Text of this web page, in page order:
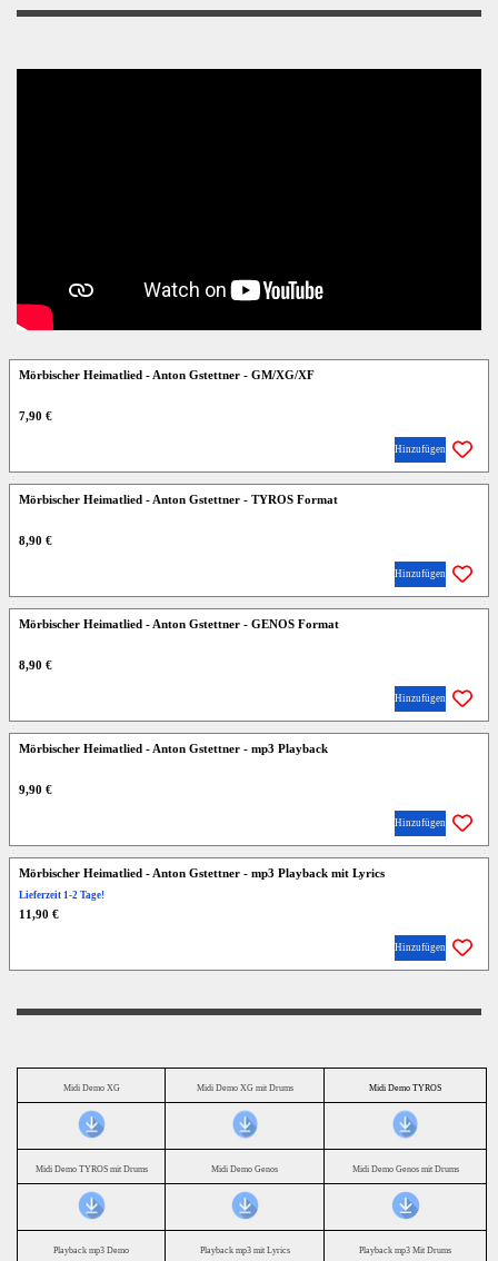
Mörbischer Heimatlied - Anton Gstettner - GM/XG/XF
7,90 €
Hinzufügen
Mörbischer Heimatlied - Anton Gstettner - TYROS Format
8,90 €
Hinzufügen
Mörbischer Heimatlied - Anton Gstettner - GENOS Format
8,90 €
Hinzufügen
Mörbischer Heimatlied - Anton Gstettner - mp3 Playback
9,90 €
Hinzufügen
Mörbischer Heimatlied - Anton Gstettner - mp3 Playback mit Lyrics
Lieferzeit 1-2 Tage!
11,90 €
Hinzufügen
Midi Demo XG Midi Demo XG mit Drums Midi Demo TYROS
Midi Demo TYROS mit Drums Midi Demo Genos Midi Demo Genos mit Drums
Playback mp3 Demo Playback mp3 mit Lyrics Playback mp3 Mit Drums